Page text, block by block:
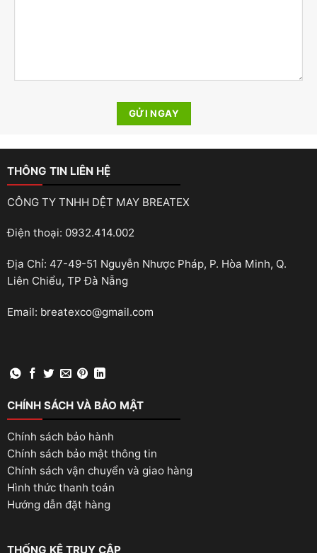
THÔNG TIN LIÊN HỆ
CÔNG TY TNHH DỆT MAY BREATEX
Điện thoại: 0932.414.002
Địa Chỉ: 47-49-51 Nguyễn Nhược Pháp, P. Hòa Minh, Q.
Liên Chiểu, TP Đà Nẵng
Email: breatexco@gmail.com
CHÍNH SÁCH VÀ BẢO MẬT
Chính sách bảo hành
Chính sách bảo mật thông tin
Chính sách vận chuyển và giao hàng
Hình thức thanh toán
Hướng dẫn đặt hàng
THỐNG KÊ TRUY CẬP